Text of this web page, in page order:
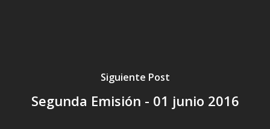
Siguiente Post
Segunda Emisión - 01 junio 2016